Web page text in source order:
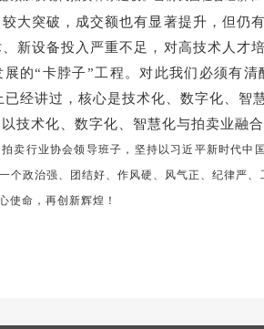
大突破，成交额也有显著提升，但仍
新设备投入严重不足，对高技术人才
的“卡脖子”工程。对此我们必须有
已经讲过，核心是技术化、数字化、
技术化、数字化、智慧化与拍卖业融
卖行业协会领导班子，坚持以习近平新时代
个政治强、团结好、作风硬、风气正、纪律严
使命，再创新辉煌！